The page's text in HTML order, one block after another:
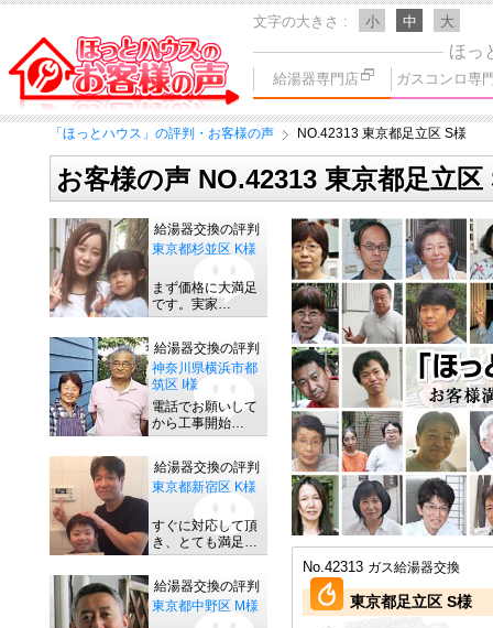
文字の大きさ 小 中 大
ほっ
給湯器専門店 ガスコンロ専
「ほっとハウス」の評判・お客様の声 NO.42313 東京都足立区 S様
お客様の声 NO.42313 東京都足立区
No.42313 ガス給湯器交換
東京都足立区 S様
給湯器交換の評判
東京都杉並区 K様
まず価格に大満足
です。実家…
給湯器交換の評判
神奈川県横浜市都
筑区 I様
電話でお願いして
から工事開始…
給湯器交換の評判
東京都新宿区 K様
すぐに対応して頂
き、とても満足…
給湯器交換の評判
東京都中野区 M様